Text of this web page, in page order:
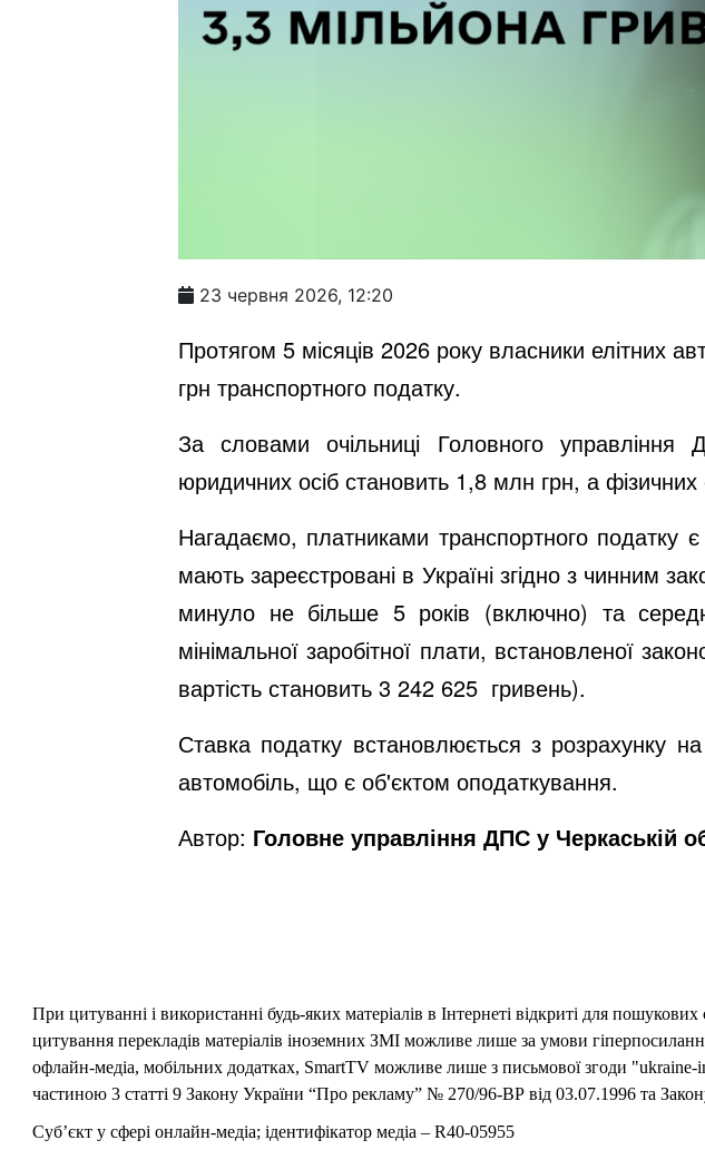
23 червня 2026, 12:20
Протягом 5 місяців 2026 року власники елітних
грн транспортного податку.
За словами очільниці Головного управління
юридичних осіб становить 1,8 млн грн, а
Нагадаємо, платниками транспортного податку
мають зареєстровані в Україні згідно з чинним
минуло не більше 5 років (включно) та
мінімальної заробітної плати, встановленої
вартість становить 3 242 625 гривень).
Ставка податку встановлюється з розрахунку
автомобіль, що є об'єктом оподаткування.
Автор: Головне управління ДПС у Черкаській
При цитуванні і використанні будь-яких матеріалів в Інтернеті відкриті для
цитування перекладів матеріалів іноземних ЗМІ можливе лише за умови
офлайн-медіа, мобільних додатках, SmartTV можливе лише з письмової згоди
частиною 3 статті 9 Закону України “Про рекламу” № 270/96-ВР від 03.07.1996 та
Суб’єкт у сфері онлайн-медіа; ідентифікатор медіа – R40-05955